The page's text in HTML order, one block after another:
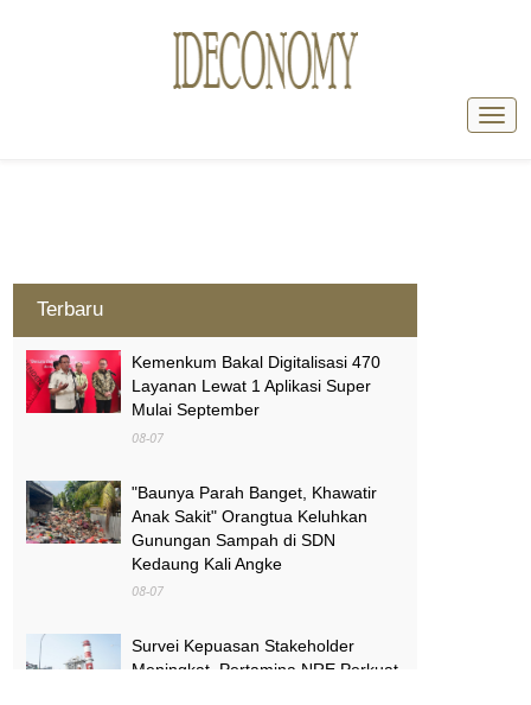
Terbaru
Kemenkum Bakal Digitalisasi 470
Layanan Lewat 1 Aplikasi Super
Mulai September
08-07
"Baunya Parah Banget, Khawatir
Anak Sakit" Orangtua Keluhkan
Gunungan Sampah di SDN
Kedaung Kali Angke
08-07
Survei Kepuasan Stakeholder
Meningkat, Pertamina NRE Perkuat